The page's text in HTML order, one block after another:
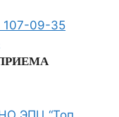
107-09-35